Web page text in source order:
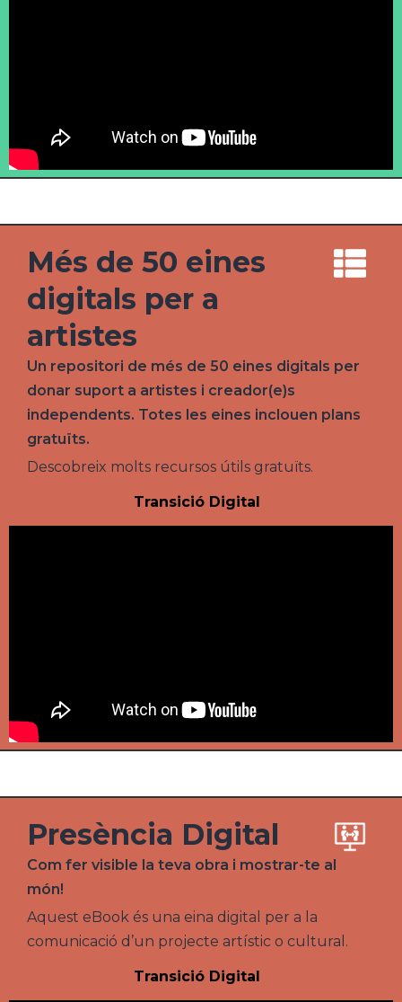
Més de 50 eines
digitals per a
artistes
Un repositori de més de 50 eines digitals per
donar suport a artistes i creador(e)s
independents. Totes les eines inclouen plans
gratuïts.
Descobreix molts recursos útils gratuïts.
Transició Digital
Presència Digital
Com fer visible la teva obra i mostrar-te al
món!
Aquest eBook és una eina digital per a la
comunicació d’un projecte artístic o cultural.
Transició Digital